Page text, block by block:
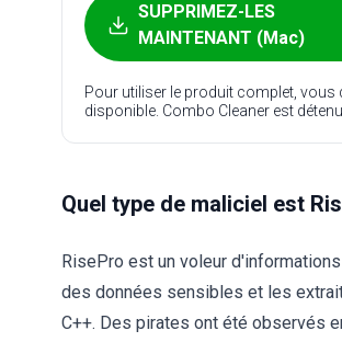
SUPPRIMEZ-LES
MAINTENANT (Mac)
Pour utiliser le produit complet, vous
disponible. Combo Cleaner est
Quel type de maliciel est
RisePro est un voleur
des données sensibles et les
C++. Des pirates ont été observés